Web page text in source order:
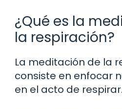
¿Qué es la
la respiración?
La meditación de la
consiste en enfocar
en el acto de respirar.